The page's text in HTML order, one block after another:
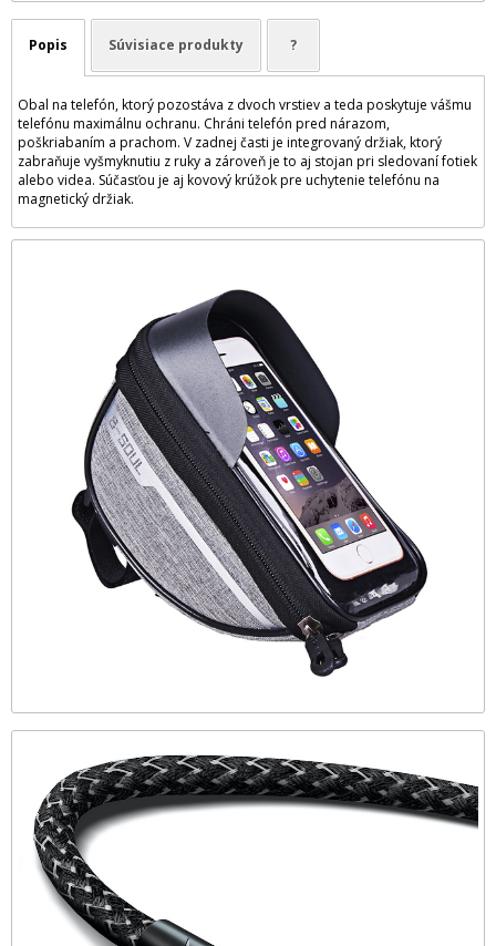
Popis Súvisiace produkty ?
Obal na telefón, ktorý pozostáva z dvoch vrstiev a teda poskytuje vášmu
telefónu maximálnu ochranu. Chráni telefón pred nárazom,
poškriabaním a prachom. V zadnej časti je integrovaný držiak, ktorý
zabraňuje vyšmyknutiu z ruky a zároveň je to aj stojan pri sledovaní fotiek
alebo videa. Súčasťou je aj kovový krúžok pre uchytenie telefónu na
magnetický držiak.